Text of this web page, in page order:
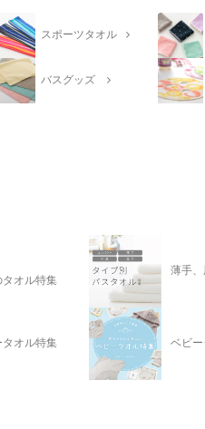
スポーツタオル
バスグッズ
タオル特集
薄手
タオル特集 ベビ